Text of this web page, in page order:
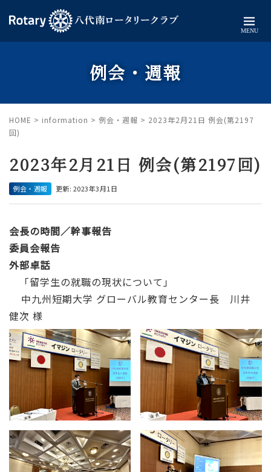
MENU
例会・週報
HOME > information > 例会・週報 > 2023年2月21日 例会(第2197
回)
2023年2月21日 例会(第2197回)
例会・週報 更新: 2023年3月1日
会長の時間／幹事報告
委員会報告
外部卓話
「留学生の就職の現状について」
中九州短期大学 グローバル教育センター長 川井
健次 様